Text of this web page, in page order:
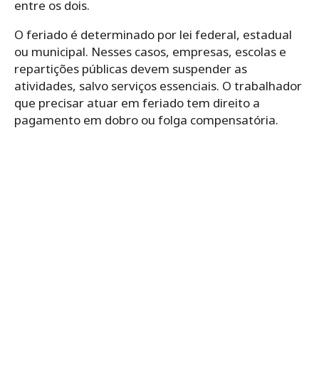
entre os dois.
O feriado é determinado por lei federal, estadual
ou municipal. Nesses casos, empresas, escolas e
repartições públicas devem suspender as
atividades, salvo serviços essenciais. O trabalhador
que precisar atuar em feriado tem direito a
pagamento em dobro ou folga compensatória.